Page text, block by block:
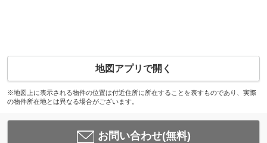
地図アプリで開く
※地図上に表示される物件の位置は付近住所に所在することを表すものであり、実際
の物件所在地とは異なる場合がございます。
お問い合わせ(無料)